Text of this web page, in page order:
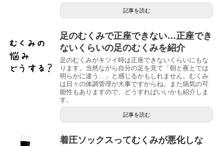
記事を読む
足のむくみで正座できない…正座でき
ないくらいの足のむくみを紹介
足のむくみがキツイ時は正座できないくらいにもな
ります。当然ながら自分の足を見て「朝と夜とでは
明らかに違う…」と感じるかもしれません。むくみ
は日々の体調管理が大事ですからね。また病気の可
能性もありますので、どうすればいいかも紹介しま
す。
記事を読む
着圧ソックスってむくみが悪化しな